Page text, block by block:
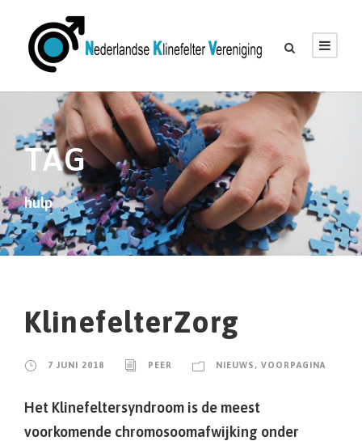
TAG
hulp
KlinefelterZorg
7 JUNI 2018 PEER NIEUWS , VOORPAGINA
Het Klinefeltersyndroom is de meest
voorkomende chromosoomafwijking onder